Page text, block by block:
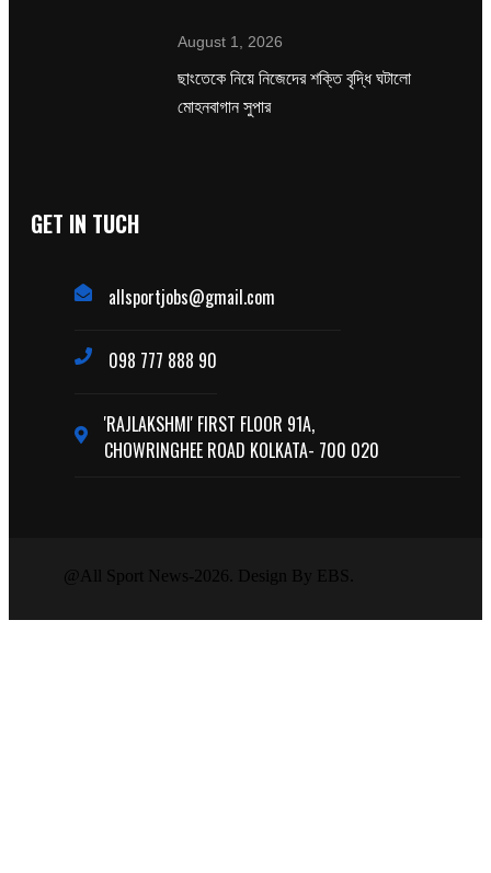
August 1, 2026
ছাংতেকে নিয়ে নিজেদের শক্তি বৃদ্ধি ঘটালো
মোহনবাগান সুপার
GET IN TUCH
allsportjobs@gmail.com
098 777 888 90
'RAJLAKSHMI' FIRST FLOOR 91A,
CHOWRINGHEE ROAD KOLKATA- 700 020
@All Sport News-2026. Design By EBS.